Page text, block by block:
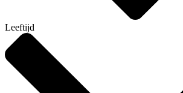
Leeftijd